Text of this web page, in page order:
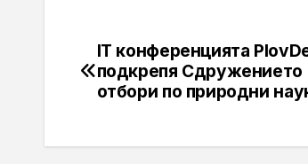
Навигация
IT конференцията
подкрепя Сдружението
отбори по природни